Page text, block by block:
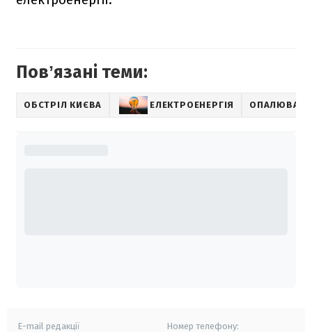
Повʼязані теми:
ОБСТРІЛ КИЄВА ЕЛЕКТРОЕНЕРГІЯ
E-mail редакції Номер телефону: